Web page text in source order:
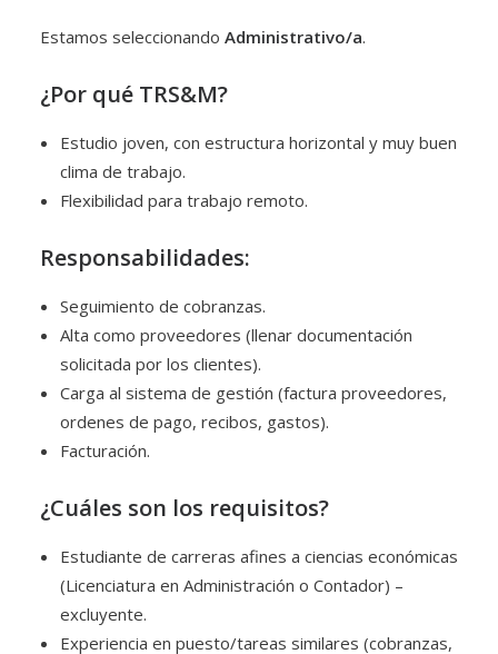
Estamos seleccionando Administrativo/a.
¿Por qué TRS&M?
Estudio joven, con estructura horizontal y muy buen
clima de trabajo.
Flexibilidad para trabajo remoto.
Responsabilidades:
Seguimiento de cobranzas.
Alta como proveedores (llenar documentación
solicitada por los clientes).
Carga al sistema de gestión (factura proveedores,
ordenes de pago, recibos, gastos).
Facturación.
¿Cuáles son los requisitos?
Estudiante de carreras afines a ciencias económicas
(Licenciatura en Administración o Contador) –
excluyente.
Experiencia en puesto/tareas similares (cobranzas,